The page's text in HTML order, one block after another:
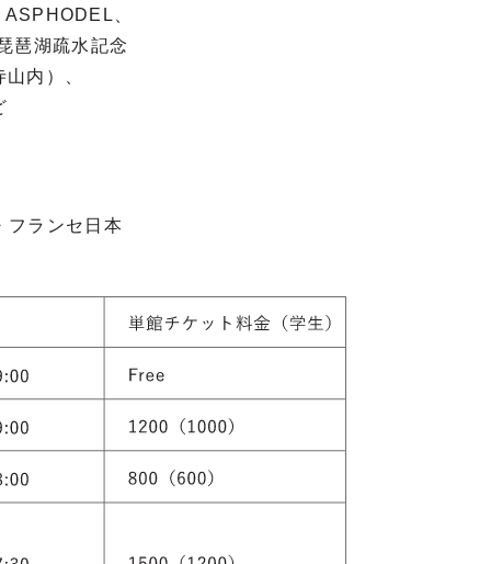
、
琶湖疏水記念
内）、
フランセ日本